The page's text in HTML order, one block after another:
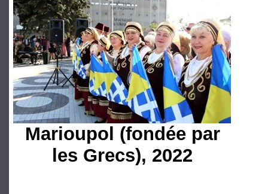
Marioupol (fondée par
les Grecs), 2022